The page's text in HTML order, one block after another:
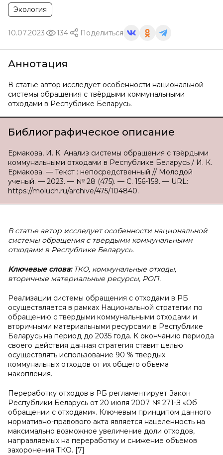
Экология
10.07.2023 134 Поделиться
Аннотация
В статье автор исследует особенности национальной
системы обращения с твёрдыми коммунальными
отходами в Республике Беларусь.
Библиографическое описание
Ермакова, И. К. Анализ системы обращения с твёрдыми
коммунальными отходами в Республике Беларусь / И. К.
Ермакова. — Текст : непосредственный // Молодой
ученый. — 2023. — № 28 (475). — С. 156-159. — URL:
https://moluch.ru/archive/475/104840.
В статье автор исследует особенности национальной
системы обращения с твёрдыми коммунальными
отходами в Республике Беларусь.
Ключевые слова: ТКО, коммунальные отходы,
вторичные материальные ресурсы, РОП.
Реализации системы обращения с отходами в РБ
осуществляется в рамках Национальной стратегии по
обращению с твердыми коммунальными отходами и
вторичными материальными ресурсами в Республике
Беларусь на период до 2035 года. К окончанию периода
своего действия данная стратегия ставит целью
осуществлять использование 90 % твердых
коммунальных отходов от их общего объема
накопления.
Переработку отходов в РБ регламентирует Закон
Республики Беларусь от 20 июля 2007 № 271-З «Об
обращении с отходами». Ключевым принципом данного
нормативно-правового акта является нацеленность на
максимально возможное увеличение доли отходов,
направляемых на переработку и снижение объёмов
захоронения ТКО. [7]